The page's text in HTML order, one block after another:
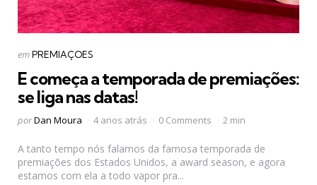
Categorias
Postado
emPREMIAÇOES
E começa a temporada de premiações:
se liga nas datas!
Postado
porDan Moura 4 anos atrás 0 Comments 2 min
A tanto tempo nós falamos da famosa temporada de
premiações dos Estados Unidos, a award season, e agora
estamos com ela a todo vapor pra...